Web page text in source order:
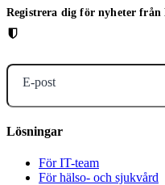
Registrera dig för nyheter från
E-post
Lösningar
För IT-team
För hälso- och sjukvård